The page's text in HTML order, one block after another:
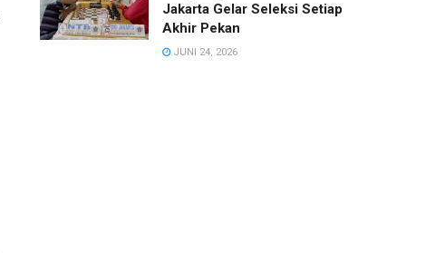
Jakarta Gelar Seleksi Setiap
Akhir Pekan
JUNI 24, 2026